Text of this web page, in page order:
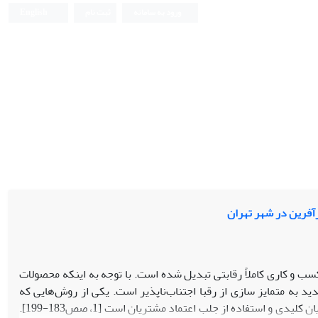
در شهر تهران
کاری کاملاً رقابتی تبدیل شده است. با توجه به اینکه محصولات
به متمایز سازی از رقبا اجتناب‌ناپذیر است. یکی از روش‌هایی که
بانک‌ها می‌توانند به این هدف دست پیدا کنند، قوت‌بخشیدن به ارتباط بلند‌مدت با مشتریان کلیدی و استفاده از جلب اعتماد مشتریان است [1، صص183-199].